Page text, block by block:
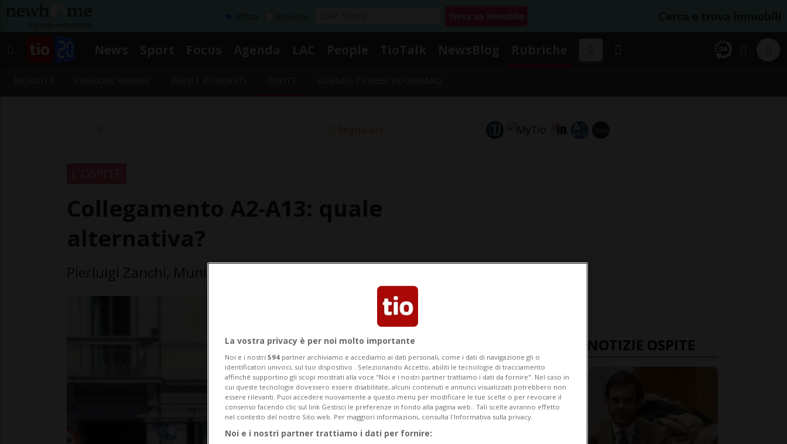
Segnalaci
ULTIME NOTIZIE OSPITE
La vostra privacy è per noi molto importante
Noi e i nostri 594 partner archiviamo e accediamo ai dati personali, come i dati di navigazione gli o
identificatori univoci, sul tuo dispositivo . Selezionando Accetto, abiliti le tecnologie di tracciamento
affinché supportino gli scopi mostrati alla voce "Noi e i nostri partner trattiamo i dati da fornire". Nel caso in
cui queste tecnologie dovessero essere disabilitate, alcuni contenuti e annunci visualizzati potrebbero non
essere rilevanti. Puoi accedere nuovamente a questo menu per modificare le tue scelte o per revocare il
consenso facendo clic sul link Gestisci le preferenze in fondo alla pagina web.. Tali scelte avranno effetto
nel contesto del nostro Sito web. Per maggiori informazioni, consulta l'Informativa sulla privacy.
Noi e i nostri partner trattiamo i dati per fornire: